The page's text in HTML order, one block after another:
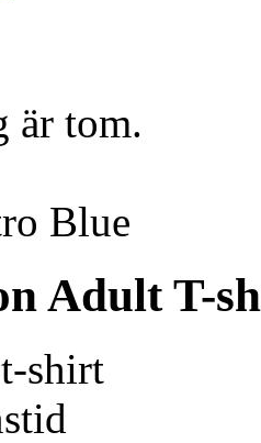
är tom.
Blue
Adult T-
shirt